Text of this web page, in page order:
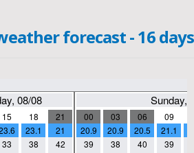
forecast - 16 days